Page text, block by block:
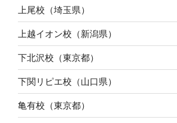
上尾校（埼玉県）
上越イオン校（新潟県）
下北沢校（東京都）
下関リピエ校（山口県）
亀有校（東京都）